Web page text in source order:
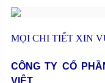
MỌI CHI TIẾT XIN
CÔNG TY CỔ